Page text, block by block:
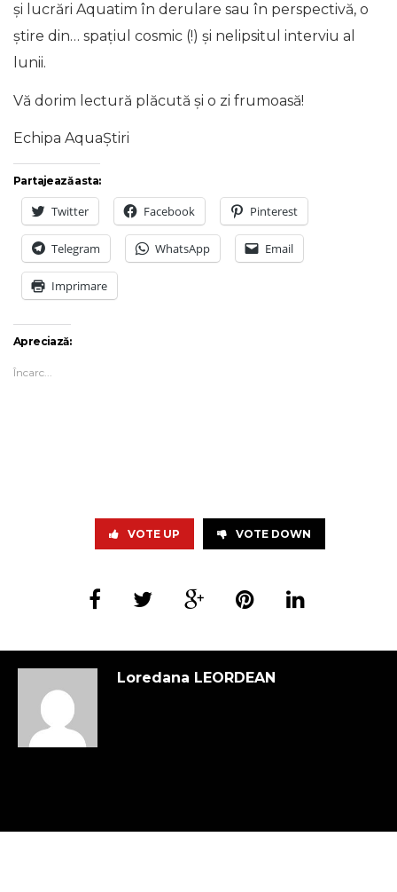
și lucrări Aquatim în derulare sau în perspectivă, o
știre din… spațiul cosmic (!) și nelipsitul interviu al
lunii.
Vă dorim lectură plăcută și o zi frumoasă!
Echipa AquaȘtiri
Partajează asta:
Twitter Facebook Pinterest
Telegram WhatsApp Email
Imprimare
Apreciază:
Încarc...
VOTE UP VOTE DOWN
Loredana LEORDEAN